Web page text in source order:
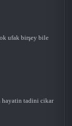
ufak birşey bile
hayatin tadini cikar